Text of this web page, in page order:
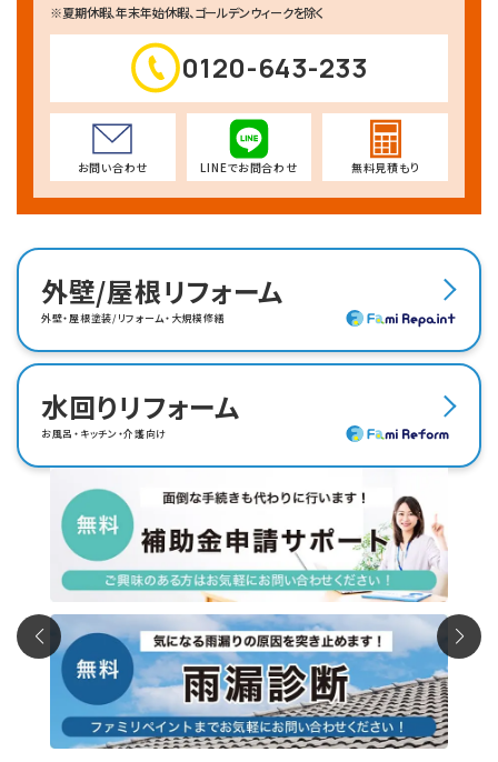
※夏期休暇、年末年始休暇、ゴールデンウィークを除く
0120-643-233
お問い合わせ LINEでお問合わせ 無料見積もり
外壁/屋根リフォーム
外壁・屋根塗装/リフォーム・大規模修繕
水回りリフォーム
お風呂・キッチン・介護向け